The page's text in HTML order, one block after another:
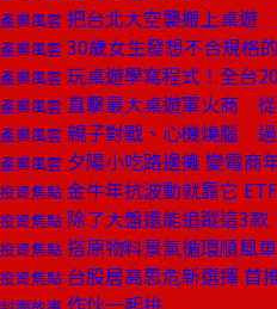
產業風雲 把台北大空襲搬上桌遊
產業風雲 30歲女生發想不合規格
產業風雲 玩桌遊學寫程式！全台
產業風雲 直擊最大桌遊軍火商
產業風雲 親子對戰、心機燒腦
產業風雲 夕陽小吃路邊攤 變電商
投資焦點 金牛年抗波動就靠它
投資焦點 除了大盤還能追蹤這3款
投資焦點 搭原物料景氣循環順風
投資焦點 台股居高思危新選擇 首